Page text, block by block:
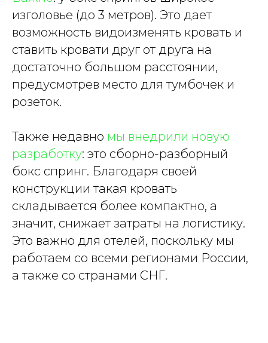
изголовье (до 3 метров). Это дает
возможность видоизменять кровать и
ставить кровати друг от друга на
достаточно большом расстоянии,
предусмотрев место для тумбочек и
розеток.
Также недавно мы внедрили новую
разработку: это сборно-разборный
бокс спринг. Благодаря своей
конструкции такая кровать
складывается более компактно, а
значит, снижает затраты на логистику.
Это важно для отелей, поскольку мы
работаем со всеми регионами России,
а также со странами СНГ.